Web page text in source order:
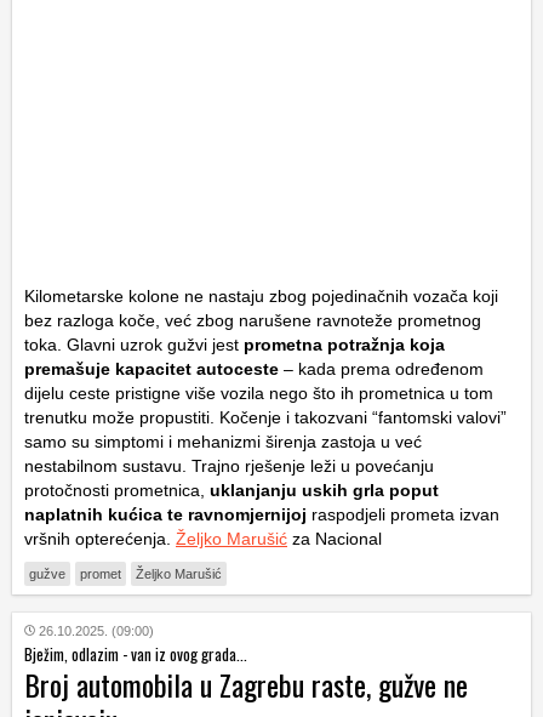
Kilometarske kolone ne nastaju zbog pojedinačnih vozača koji
bez razloga koče, već zbog narušene ravnoteže prometnog
toka. Glavni uzrok gužvi jest prometna potražnja koja
premašuje kapacitet autoceste – kada prema određenom
dijelu ceste pristigne više vozila nego što ih prometnica u tom
trenutku može propustiti. Kočenje i takozvani “fantomski valovi”
samo su simptomi i mehanizmi širenja zastoja u već
nestabilnom sustavu. Trajno rješenje leži u povećanju
protočnosti prometnica, uklanjanju uskih grla poput
naplatnih kućica te ravnomjernijoj raspodjeli prometa izvan
vršnih opterećenja. Željko Marušić za Nacional
gužve promet Željko Marušić
26.10.2025. (09:00)
Bježim, odlazim - van iz ovog grada...
Broj automobila u Zagrebu raste, gužve ne